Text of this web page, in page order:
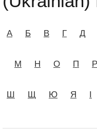
А Б В Г Д
М Н О П Р
Ш Щ Ю Я І